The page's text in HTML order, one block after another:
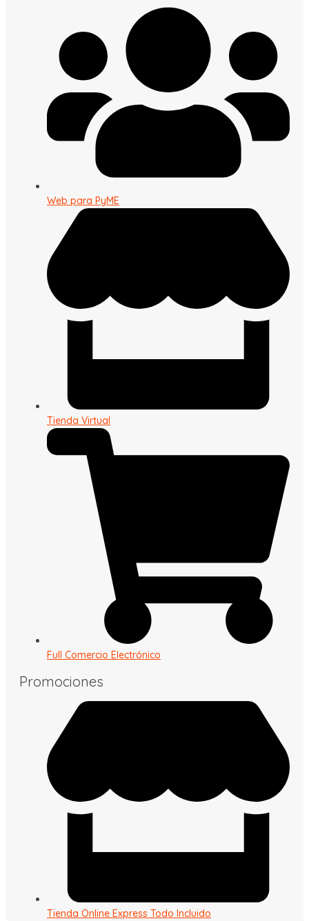
Web para PyME
Tienda Virtual
Full Comercio Electrónico
Promociones
Tienda Online Express Todo Incluido